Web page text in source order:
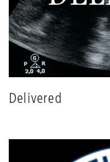
Delivered